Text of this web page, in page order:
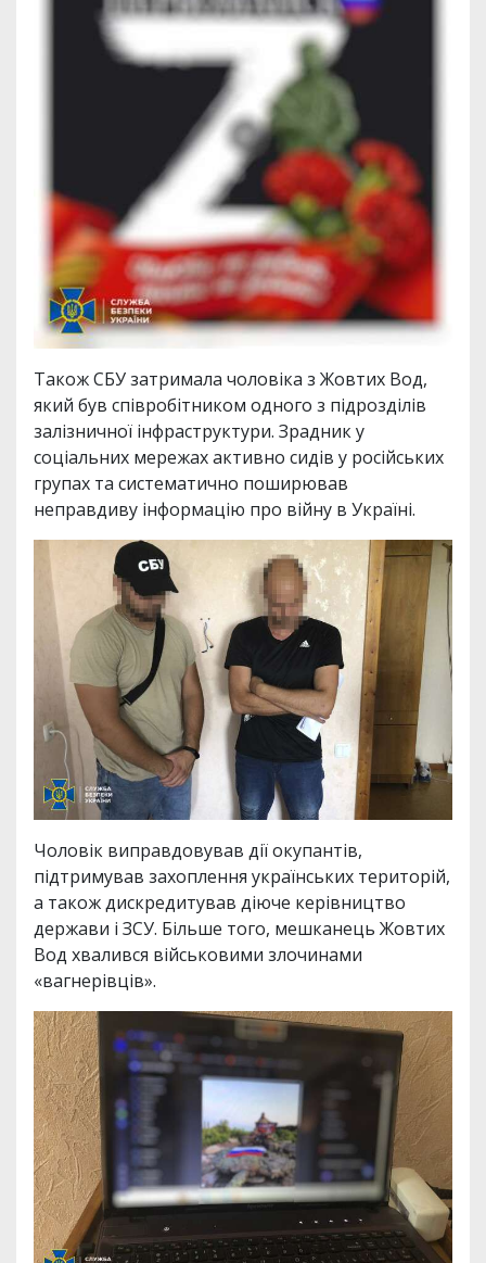
Також СБУ затримала чоловіка з Жовтих Вод,
який був співробітником одного з підрозділів
залізничної інфраструктури. Зрадник у
соціальних мережах активно сидів у російських
групах та систематично поширював
неправдиву інформацію про війну в Україні.
Чоловік виправдовував дії окупантів,
підтримував захоплення українських територій,
а також дискредитував діюче керівництво
держави і ЗСУ. Більше того, мешканець Жовтих
Вод хвалився військовими злочинами
«вагнерівців».